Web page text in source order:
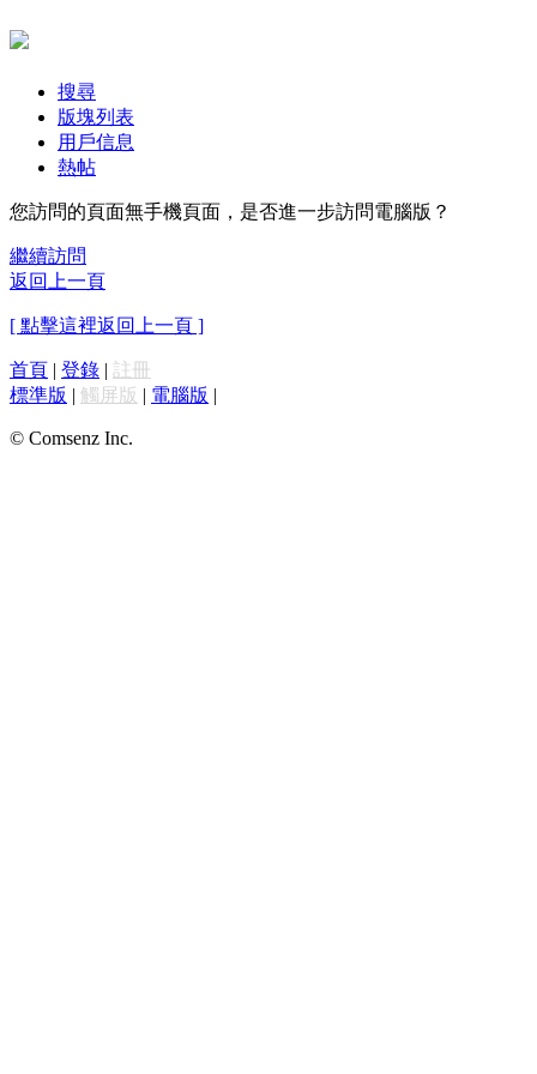
搜尋
版塊列表
用戶信息
熱帖
您訪問的頁面無手機頁面，是否進一步訪問電腦版？
繼續訪問
返回上一頁
[ 點擊這裡返回上一頁 ]
首頁 | 登錄 | 註冊
標準版 | 觸屏版 | 電腦版 |
© Comsenz Inc.